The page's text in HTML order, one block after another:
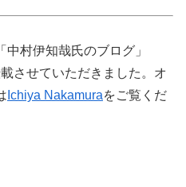
村伊知哉氏のブログ」
させていただきました。オ
Ichiya Nakamuraをご覧くだ